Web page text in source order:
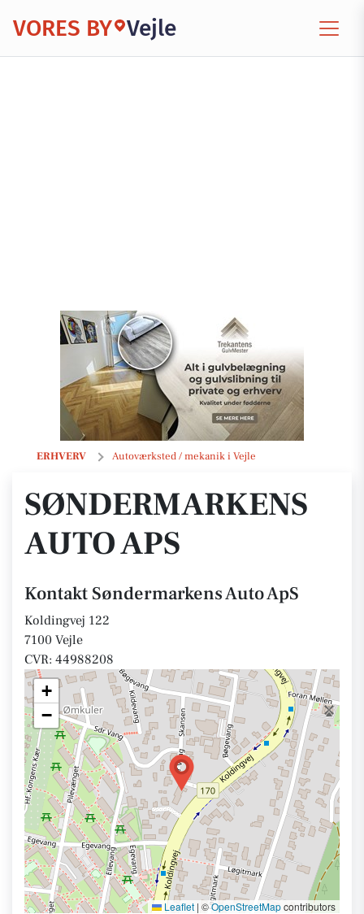
VORES BY Vejle
ERHVERV Autoværksted / mekanik i Vejle
Søndermarkens Auto ApS
SØNDERMARKENS
AUTO APS
Kontakt Søndermarkens Auto ApS
Koldingvej 122
7100 Vejle
CVR: 44988208
+
−
Leaflet | ©OpenStreetMapcontributors